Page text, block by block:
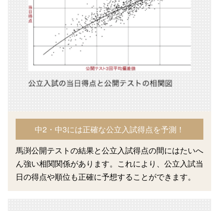
中2・中3には正確な公立入試得点を予測！
馬渕公開テストの結果と公立入試得点の間にはたいへ
ん強い相関関係があります。これにより、公立入試当
日の得点や順位も正確に予想することができます。